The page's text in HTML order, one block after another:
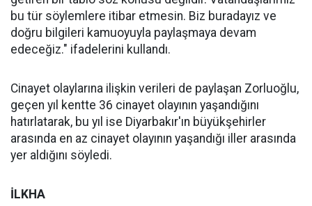
bu tür söylemlere itibar etmesin. Biz buradayız ve
doğru bilgileri kamuoyuyla paylaşmaya devam
edeceğiz." ifadelerini kullandı.
Cinayet olaylarına ilişkin verileri de paylaşan Zorluoğlu,
geçen yıl kentte 36 cinayet olayının yaşandığını
hatırlatarak, bu yıl ise Diyarbakır'ın büyükşehirler
arasında en az cinayet olayının yaşandığı iller arasında
yer aldığını söyledi.
İLKHA